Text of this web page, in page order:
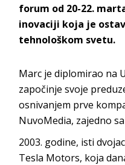
forum od 20-22.
inovaciji koja je
tehnološkom svetu.
Marc je diplomirao na
započinje svoje
osnivanjem prve
NuvoMedia, zajedno
2003. godine, isti
Tesla Motors, koja